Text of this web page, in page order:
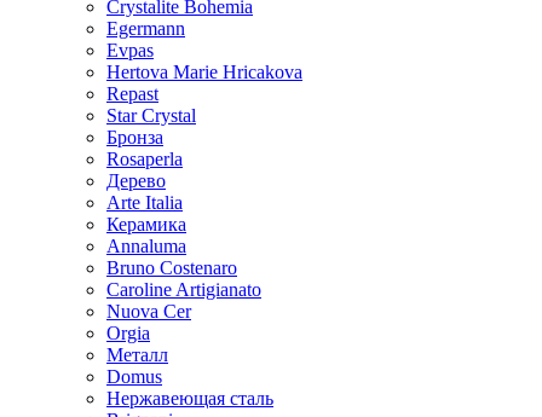
Crystalite Bohemia
Egermann
Evpas
Hertova Marie Hricakova
Repast
Star Crystal
Бронза
Rosaperla
Дерево
Arte Italia
Керамика
Annaluma
Bruno Costenaro
Caroline Artigianato
Nuova Cer
Orgia
Металл
Domus
Нержавеющая сталь